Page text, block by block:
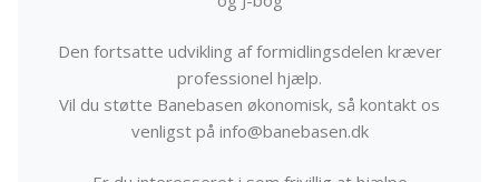
Den fortsatte udvikling af formidlingsdelen kræver
professionel hjælp.
Vil du støtte Banebasen økonomisk, så kontakt os
venligst på info@banebasen.dk